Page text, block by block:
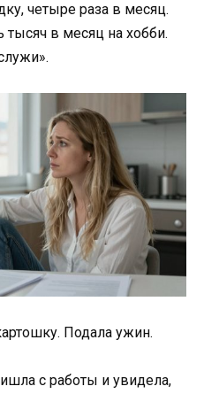
четыре раза в месяц.
в месяц на хобби.
Подала ужин.
с работы и увидела,